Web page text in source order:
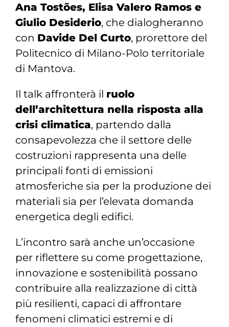
Ana Tostões, Elisa Valero Ramose
Giulio Desiderio, che dialogheranno
con Davide Del Curto, prorettore del
Politecnico di Milano-Polo territoriale
di Mantova.
Il talk affronterà il ruolo
dell’architettura nella risposta alla
crisi climatica, partendo dalla
consapevolezza che il settore delle
costruzioni rappresenta una delle
principali fonti di emissioni
atmosferiche sia per la produzione dei
materiali sia per l’elevata domanda
energetica degli edifici.
L’incontro sarà anche un’occasione
per riflettere su come progettazione,
innovazione e sostenibilità possano
contribuire alla realizzazione di città
più resilienti, capaci di affrontare
fenomeni climatici estremi e di